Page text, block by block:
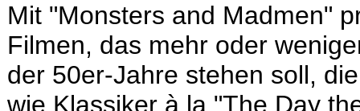
Mit "Monsters and Madmen"
Filmen, das mehr oder
der 50er-Jahre stehen soll,
wie Klassiker à la "The Day